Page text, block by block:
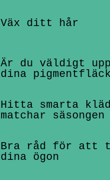
Väx ditt hår
Är du väldigt
dina
Hitta smarta
matchar säsongen
Bra råd för att
dina ögon